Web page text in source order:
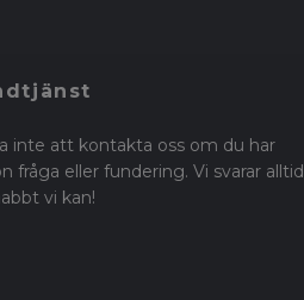
inte att kontakta oss om du har
fråga eller fundering. Vi svarar alltid
vi kan!